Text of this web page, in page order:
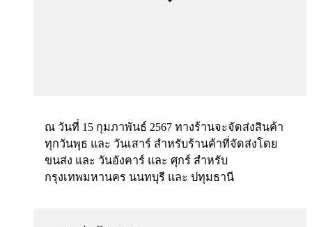
ณ วันที่ 15 กุมภาพันธ์ 2567 ทางร้านจะจัดส่งสินค้า
ทุกวันพุธ และ วันเสาร์ สำหรับร้านค้าที่จัดส่งโดย
ขนส่ง และ วันอังคาร์ และ ศุกร์ สำหรับ
กรุงเทพมหานคร นนทบุรี และ ปทุมธานี